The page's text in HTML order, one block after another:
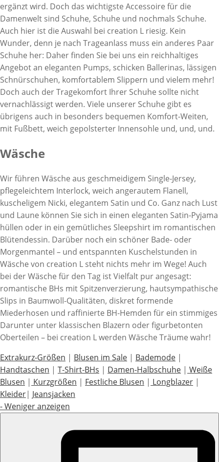
ergänzt wird. Doch das wichtigste Accessoire für die
Damenwelt sind Schuhe, Schuhe und nochmals Schuhe.
Auch hier ist die Auswahl bei creation L riesig. Kein
Wunder, denn je nach Trageanlass muss ein anderes Paar
Schuhe her: Daher finden Sie bei uns ein reichhaltiges
Angebot an eleganten Pumps, schicken Ballerinas, lässigen
Schnürschuhen, komfortablem Slippern und vielem mehr!
Doch auch der Tragekomfort Ihrer Schuhe sollte nicht
vernachlässigt werden. Viele unserer Schuhe gibt es
übrigens auch in besonders bequemen Komfort-Weiten,
mit Fußbett, weich gepolsterter Innensohle und, und, und.
Wäsche
Wir führen Wäsche aus geschmeidigem Single-Jersey,
pflegeleichtem Interlock, weich angerautem Flanell,
kuscheligem Nicki, elegantem Satin und Co. Ganz nach Lust
und Laune können Sie sich in einen eleganten Satin-Pyjama
hüllen oder in ein gemütliches Sleepshirt im romantischen
Blütendessin. Darüber noch ein schöner Bade- oder
Morgenmantel – und entspannten Kuschelstunden in
Wäsche von creation L steht nichts mehr im Wege! Auch
bei der Wäsche für den Tag ist Vielfalt pur angesagt:
romantische BHs mit Spitzenverzierung, hautsympathische
Slips in Baumwoll-Qualitäten, diskret formende
Miederhosen und raffinierte BH-Hemden für ein stimmiges
Darunter unter klassischen Blazern oder figurbetonten
Oberteilen – bei creation L werden Wäsche Träume wahr!
Extrakurz-Größen | Blusen im Sale | Bademode |
Handtaschen | T-Shirt-BHs | Damen-Halbschuhe | Weiße
Blusen | Kurzgrößen | Festliche Blusen | Longblazer |
Kleider| Jeansjacken
-Weniger anzeigen